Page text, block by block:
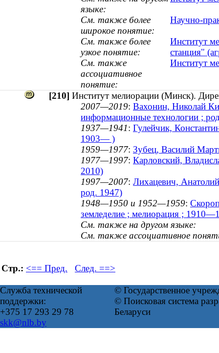
языке:
См. также более
широкое понятие:
Научно-
См. также более
узкое понятие:
Институт
станция"
См. также
ассоциативное
понятие:
Институт
[210] Институт мелиорации (Минск).
2007—2019: Вахонин, Николай
информационные технологии ;
1937—1941: Гулейчик,
1903— )
1959—1977: Зубец, Василий
1977—1997: Карловский,
2010)
1997—2007: Лихацевич,
род. 1947)
1948—1950 и 1952—1959:
земледелие ; мелиорация ;
См. также на другом языке:
См. также ассоциативное
Стр.: <== Пред. След. ==>
Служба технической
поддержки:
+375 17 293 29 78
skk@nlb.by
© Государственное
© Поисковая система
Беларуси